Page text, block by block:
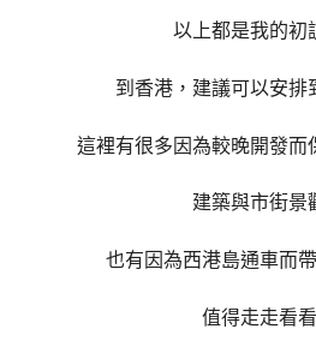
以上都是我的初
到香港，建議可以安排
這裡有很多因為較晚開發而
建築與市街景
也有因為西港島通車而
值得走走看看